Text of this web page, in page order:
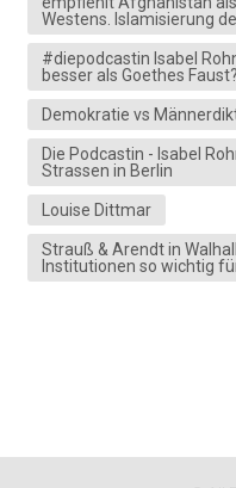
Westens. Islamisierung
#diepodcastin Isabel
besser als Goethes
Demokratie vs
Die Podcastin - Isabel
Strassen in Berlin
Louise Dittmar
Strauß & Arendt in
Institutionen so wichtig